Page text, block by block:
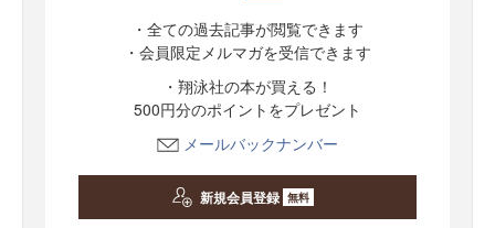
・全ての過去記事が閲覧できます
・会員限定メルマガを受信できます
・翔泳社の本が買える！
500円分のポイントをプレゼント
メールバックナンバー
新規会員登録 無料